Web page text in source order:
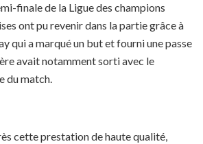
finale de la Ligue des champions
ont pu revenir dans la partie grâce à
qui a marqué un but et fourni une passe
avait notamment sorti avec le
du match.
cette prestation de haute qualité,